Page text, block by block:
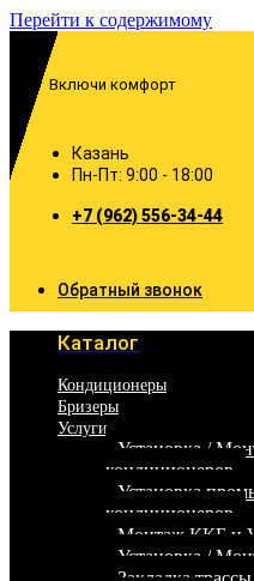
Перейти к содержимому
Включи комфорт
Казань
Пн-Пт: 9:00 - 18:00
+7 (962) 556-34-44
Обратный звонок
Каталог
Кондиционеры
Бризеры
Услуги
Установка /
кондиционеров
Установка
кондиционеров
Монтаж ККБ и
Установка /